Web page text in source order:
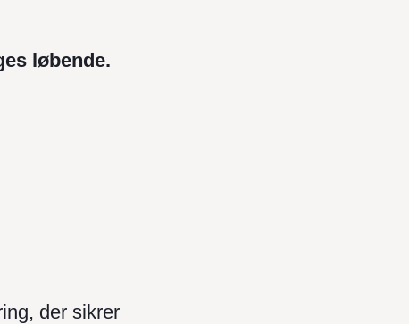
løbende.
der sikrer